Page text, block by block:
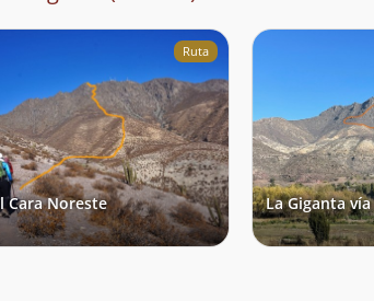
Ruta
Cara Noreste La Giganta